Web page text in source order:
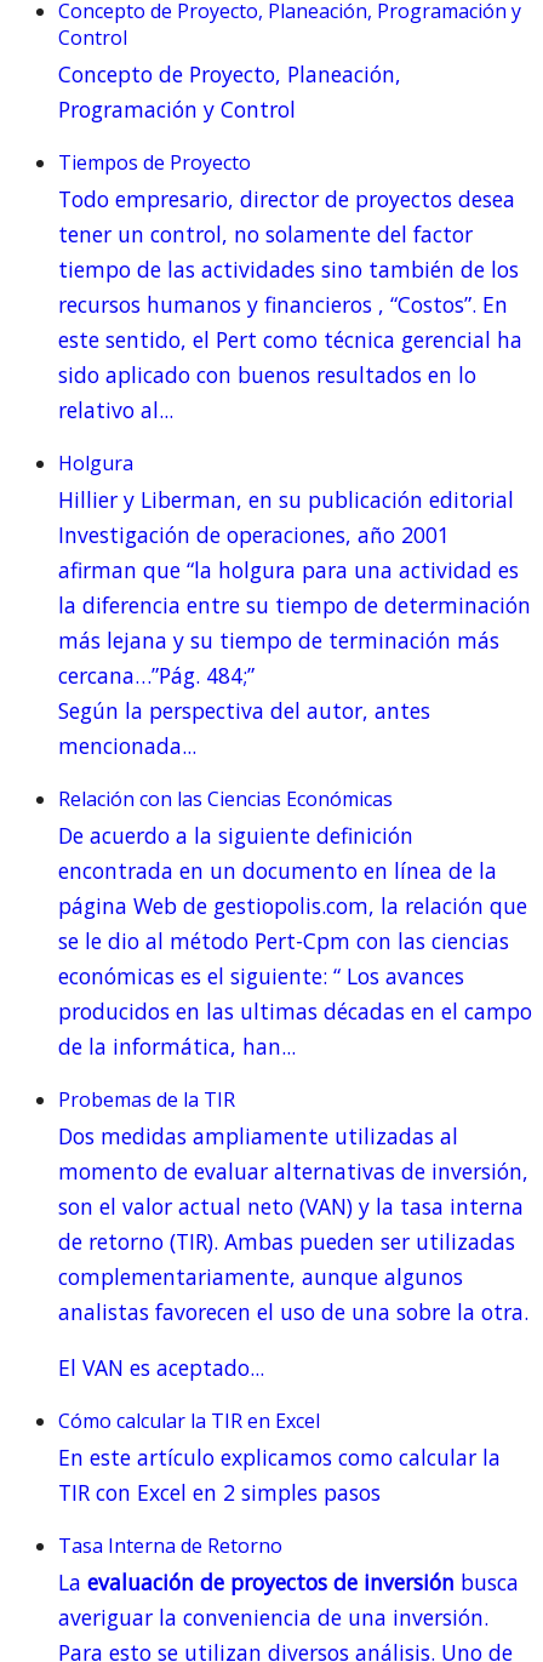
Concepto de Proyecto, Planeación, Programación y
Control
Concepto de Proyecto, Planeación,
Programación y Control
Tiempos de Proyecto
Todo empresario, director de proyectos desea
tener un control, no solamente del factor
tiempo de las actividades sino también de los
recursos humanos y financieros , “Costos”. En
este sentido, el Pert como técnica gerencial ha
sido aplicado con buenos resultados en lo
relativo al...
Holgura
Hillier y Liberman, en su publicación editorial
Investigación de operaciones, año 2001
afirman que “la holgura para una actividad es
la diferencia entre su tiempo de determinación
más lejana y su tiempo de terminación más
cercana…”Pág. 484;”
Según la perspectiva del autor, antes
mencionada...
Relación con las Ciencias Económicas
De acuerdo a la siguiente definición
encontrada en un documento en línea de la
página Web de gestiopolis.com, la relación que
se le dio al método Pert-Cpm con las ciencias
económicas es el siguiente: “ Los avances
producidos en las ultimas décadas en el campo
de la informática, han...
Probemas de la TIR
Dos medidas ampliamente utilizadas al
momento de evaluar alternativas de inversión,
son el valor actual neto (VAN) y la tasa interna
de retorno (TIR). Ambas pueden ser utilizadas
complementariamente, aunque algunos
analistas favorecen el uso de una sobre la otra.
El VAN es aceptado...
Cómo calcular la TIR en Excel
En este artículo explicamos como calcular la
TIR con Excel en 2 simples pasos
Tasa Interna de Retorno
La evaluación de proyectos de inversión busca
averiguar la conveniencia de una inversión.
Para esto se utilizan diversos análisis. Uno de